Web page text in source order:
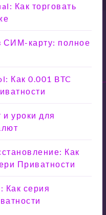
Как торговать
СИМ-карту: полное
Как 0.001 BTC
уроки для
Как
Приватности
Как серия